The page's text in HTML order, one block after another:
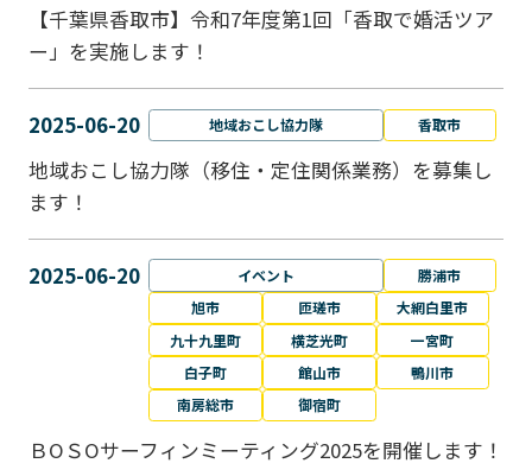
【千葉県香取市】令和7年度第1回「香取で婚活ツア
ー」を実施します！
2025-06-20 地域おこし協力隊 香取市
地域おこし協力隊（移住・定住関係業務）を募集し
ます！
2025-06-20 イベント
勝浦市
旭市
匝瑳市
大網白里市
九十九里町
横芝光町
一宮町
白子町
館山市
鴨川市
南房総市
御宿町
ＢОＳОサーフィンミーティング2025を開催します！